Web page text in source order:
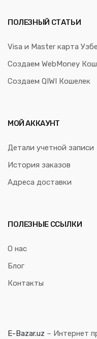
ПОЛЕЗНЫЙ СТАТЬИ
Visa и Master карта
Создаем WebMoney
Создаем QIWI Кошелек
МОЙ АККАУНТ
Детали учетной записи
История заказов
Адреса доставки
ПОЛЕЗНЫЕ ССЫЛКИ
О нас
Блог
Контакты
E-Bazar.uz – Интернет